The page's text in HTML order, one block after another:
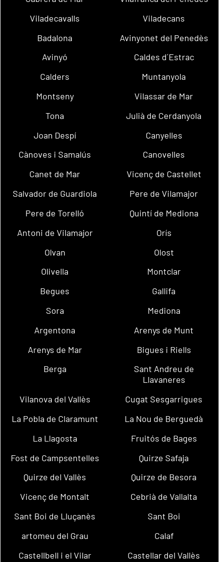
Viladecavalls
Viladecans
Badalona
Avinyonet del Penedès
Avinyó
Caldes d´Estrac
Calders
Muntanyola
Montseny
Vilassar de Mar
Tona
Julià de Cerdanyola
Joan Despí
Canyelles
Cànoves i Samalús
Canovelles
Canet de Mar
Vicenç de Castellet
Salvador de Guardiola
Pere de Vilamajor
Pere de Torelló
Quintí de Mediona
Antoni de Vilamajor
Orís
Olvan
Olost
Olivella
Montclar
Begues
Gallifa
Sora
Mediona
Argentona
Arenys de Munt
Arenys de Mar
Bigues i Riells
Berga
Sant Andreu de
Llavaneres
Vilanova del Vallès
Cugat Sesgarrigues
La Pobla de Claramunt
La Nou de Berguedà
La Llagosta
Fruitós de Bages
Fost de Campsentelles
Quirze Safaja
Quirze del Vallès
Quirze de Besora
Vicenç de Montalt
Cebrià de Vallalta
Sant Boi de Lluçanès
Sant Boi
artomeu del Grau
Calaf
Castellbell i el Vilar
Castellar del Vallès